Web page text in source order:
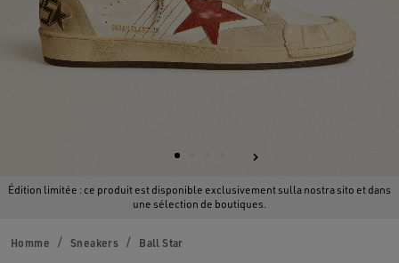
Édition limitée : ce produit est disponible exclusivement sulla nostra sito et dans
une sélection de boutiques.
Homme Sneakers Ball Star